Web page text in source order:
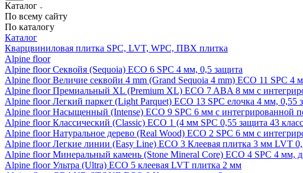
Каталог
По всему сайту
По каталогу
Каталог
Кварцвиниловая плитка SPC, LVT, WPC, ПВХ плитка
Alpine floor
Alpine floor Секвойя (Sequoia) ECO 6 SPC 4 мм, 0,5 защита
Alpine floor Величие секвойи 4 mm (Grand Sequoia 4 mm) ECO 11 SPC 4
Alpine floor Премиальный XL (Premium XL) ECO 7 ABA 8 мм с
Alpine floor Легкий паркет (Light Parquet) ECO 13 SPC елочка 4 мм, 0,55
Alpine floor Насыщенный (Intense) ECO 9 SPC 6 мм с интегрированной
Alpine floor Классический (Classic) ECO 1 (4 мм SPC 0,55 защита 43
Alpine floor Натуральное дерево (Real Wood) ECO 2 SPC 6 мм с
Alpine floor Легкие линии (Easy Line) ECO 3 Клеевая плитка 3 мм LVT
Alpine floor Минеральный камень (Stone Mineral Core) ECO 4 SPC 4 мм,
Alpine floor Ультра (Ultra) ECO 5 клеевая LVT плитка 2 мм